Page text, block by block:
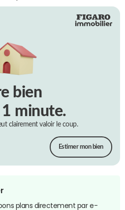
bien
1 minute.
clairement valoir le coup.
Estimer mon bien
plans directement par e-